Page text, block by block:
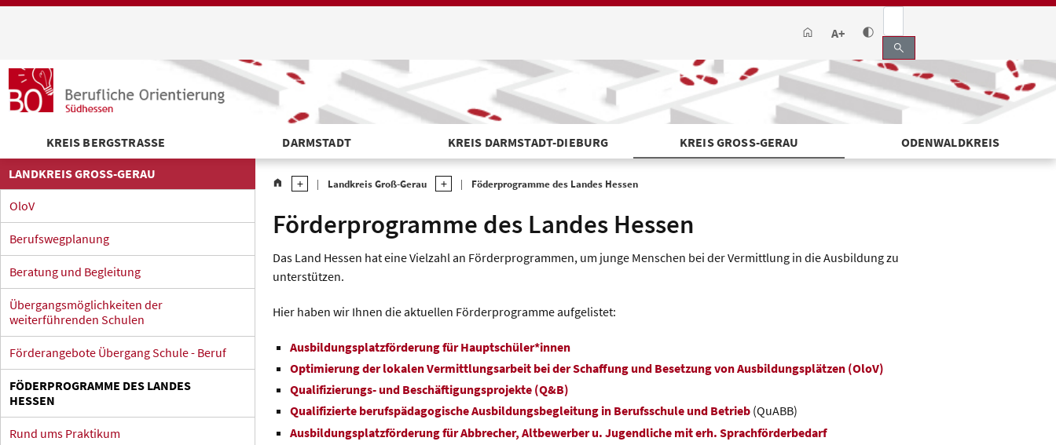
A+
search
KREIS BERGSTRASSE DARMSTADT KREIS DARMSTADT-DIEBURG KREIS GROSS-GERAU ODENWALDKREIS
LANDKREIS GROSS-GERAU
OloV
Berufswegplanung
Beratung und Begleitung
Übergangsmöglichkeiten der
weiterführenden Schulen
Förderangebote Übergang Schule - Beruf
FÖDERPROGRAMME DES LANDES
HESSEN
Rund ums Praktikum
home Landkreis Groß-Gerau Föderprogramme des Landes Hessen
Förderprogramme des Landes Hessen
Das Land Hessen hat eine Vielzahl an Förderprogrammen, um junge Menschen bei der Vermittlung in die Ausbildung zu
unterstützen.
Hier haben wir Ihnen die aktuellen Förderprogramme aufgelistet:
Ausbildungsplatzförderung für Hauptschüler*innen
Optimierung der lokalen Vermittlungsarbeit bei der Schaffung und Besetzung von Ausbildungsplätzen (OloV)
Qualifizierungs- und Beschäftigungsprojekte (Q&B)
Qualifizierte berufspädagogische Ausbildungsbegleitung in Berufsschule und Betrieb (QuABB)
Ausbildungsplatzförderung für Abbrecher, Altbewerber u. Jugendliche mit erh. Sprachförderbedarf